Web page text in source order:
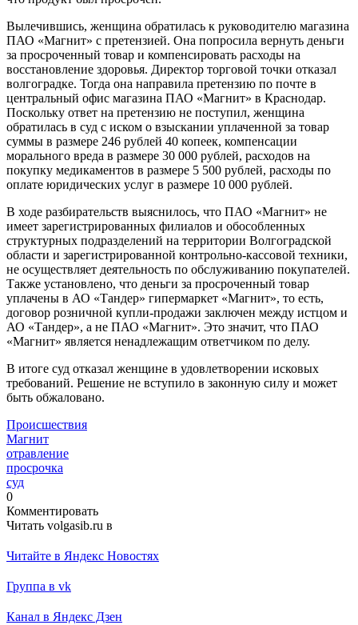
Вылечившись, женщина обратилась к руководителю магазина
ПАО «Магнит» с претензией. Она попросила вернуть деньги
за просроченный товар и компенсировать расходы на
восстановление здоровья. Директор торговой точки отказал
волгоградке. Тогда она направила претензию по почте в
центральный офис магазина ПАО «Магнит» в Краснодар.
Поскольку ответ на претензию не поступил, женщина
обратилась в суд с иском о взыскании уплаченной за товар
суммы в размере 246 рублей 40 копеек, компенсации
морального вреда в размере 30 000 рублей, расходов на
покупку медикаментов в размере 5 500 рублей, расходы по
оплате юридических услуг в размере 10 000 рублей.
В ходе разбирательств выяснилось, что ПАО «Магнит» не
имеет зарегистрированных филиалов и обособленных
структурных подразделений на территории Волгоградской
области и зарегистрированной контрольно-кассовой техники,
не осуществляет деятельность по обслуживанию покупателей.
Также установлено, что деньги за просроченный товар
уплачены в АО «Тандер» гипермаркет «Магнит», то есть,
договор розничной купли-продажи заключен между истцом и
АО «Тандер», а не ПАО «Магнит». Это значит, что ПАО
«Магнит» является ненадлежащим ответчиком по делу.
В итоге суд отказал женщине в удовлетворении исковых
требований. Решение не вступило в законную силу и может
быть обжаловано.
Происшествия
Магнит
отравление
просрочка
суд
0
Комментировать
Читать volgasib.ru в
Читайте в Яндекс Новостях
Группа в vk
Канал в Яндекс Дзен